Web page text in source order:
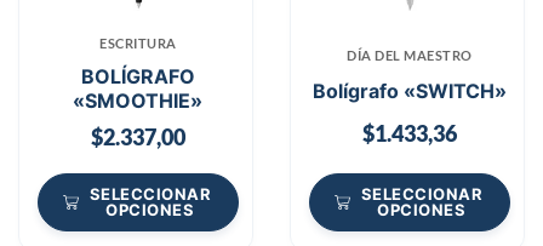
ESCRITURA
BOLÍGRAFO
«SMOOTHIE»
$2.337,00
SELECCIONAR
OPCIONES
DÍA DEL MAESTRO
Bolígrafo «SWITCH»
$1.433,36
SELECCIONAR
OPCIONES